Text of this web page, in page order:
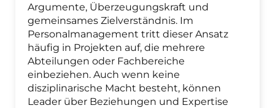
Argumente, Überzeugungskraft und
gemeinsames Zielverständnis. Im
Personalmanagement tritt dieser Ansatz
häufig in Projekten auf, die mehrere
Abteilungen oder Fachbereiche
einbeziehen. Auch wenn keine
disziplinarische Macht besteht, können
Leader über Beziehungen und Expertise